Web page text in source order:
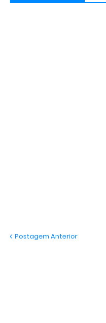
Postagem Anterior